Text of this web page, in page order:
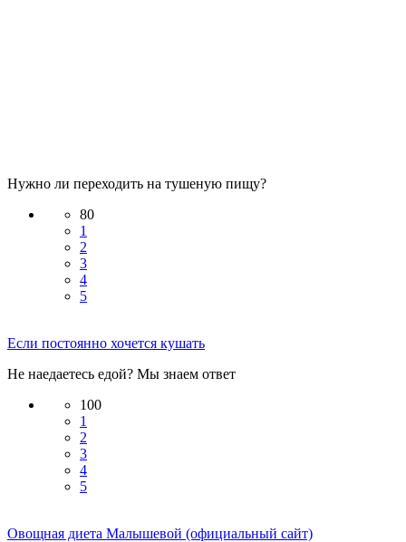
Нужно ли переходить на тушеную пищу?
80
1
2
3
4
5
Если постоянно хочется кушать
Не наедаетесь едой? Мы знаем ответ
100
1
2
3
4
5
Овощная диета Малышевой (официальный сайт)